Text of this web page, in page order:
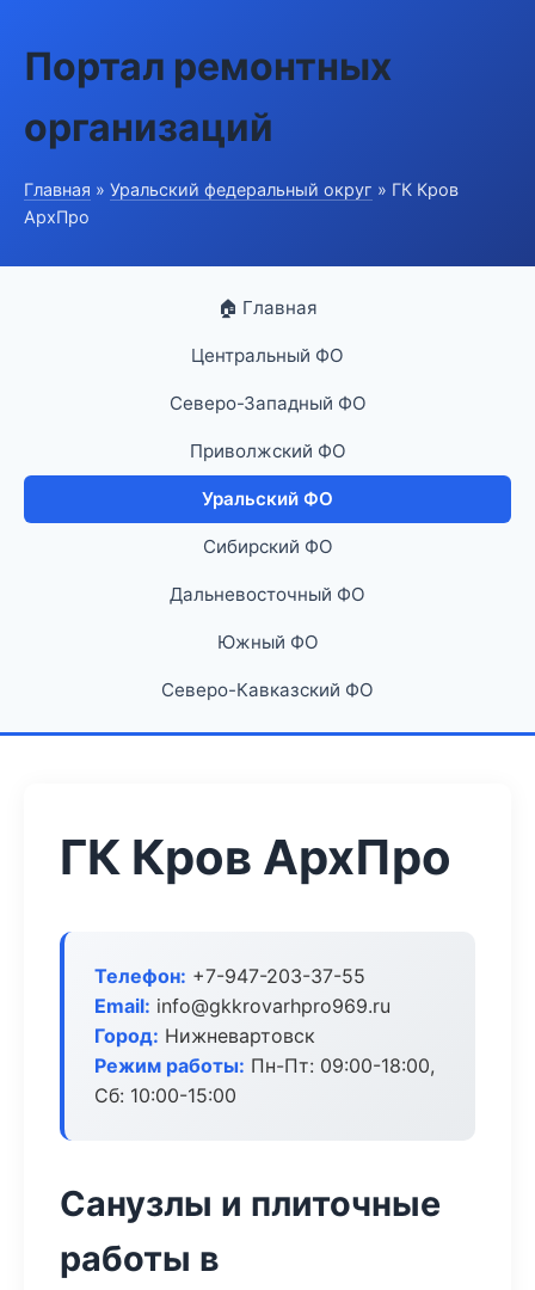
Портал ремонтных
организаций
Главная » Уральский федеральный округ » ГК Кров
АрхПро
🏠 Главная
Центральный ФО
Северо-Западный ФО
Приволжский ФО
Уральский ФО
Сибирский ФО
Дальневосточный ФО
Южный ФО
Северо-Кавказский ФО
ГК Кров АрхПро
Телефон: +7-947-203-37-55
Email: info@gkkrovarhpro969.ru
Город: Нижневартовск
Режим работы: Пн-Пт: 09:00-18:00,
Сб: 10:00-15:00
Санузлы и плиточные
работы в